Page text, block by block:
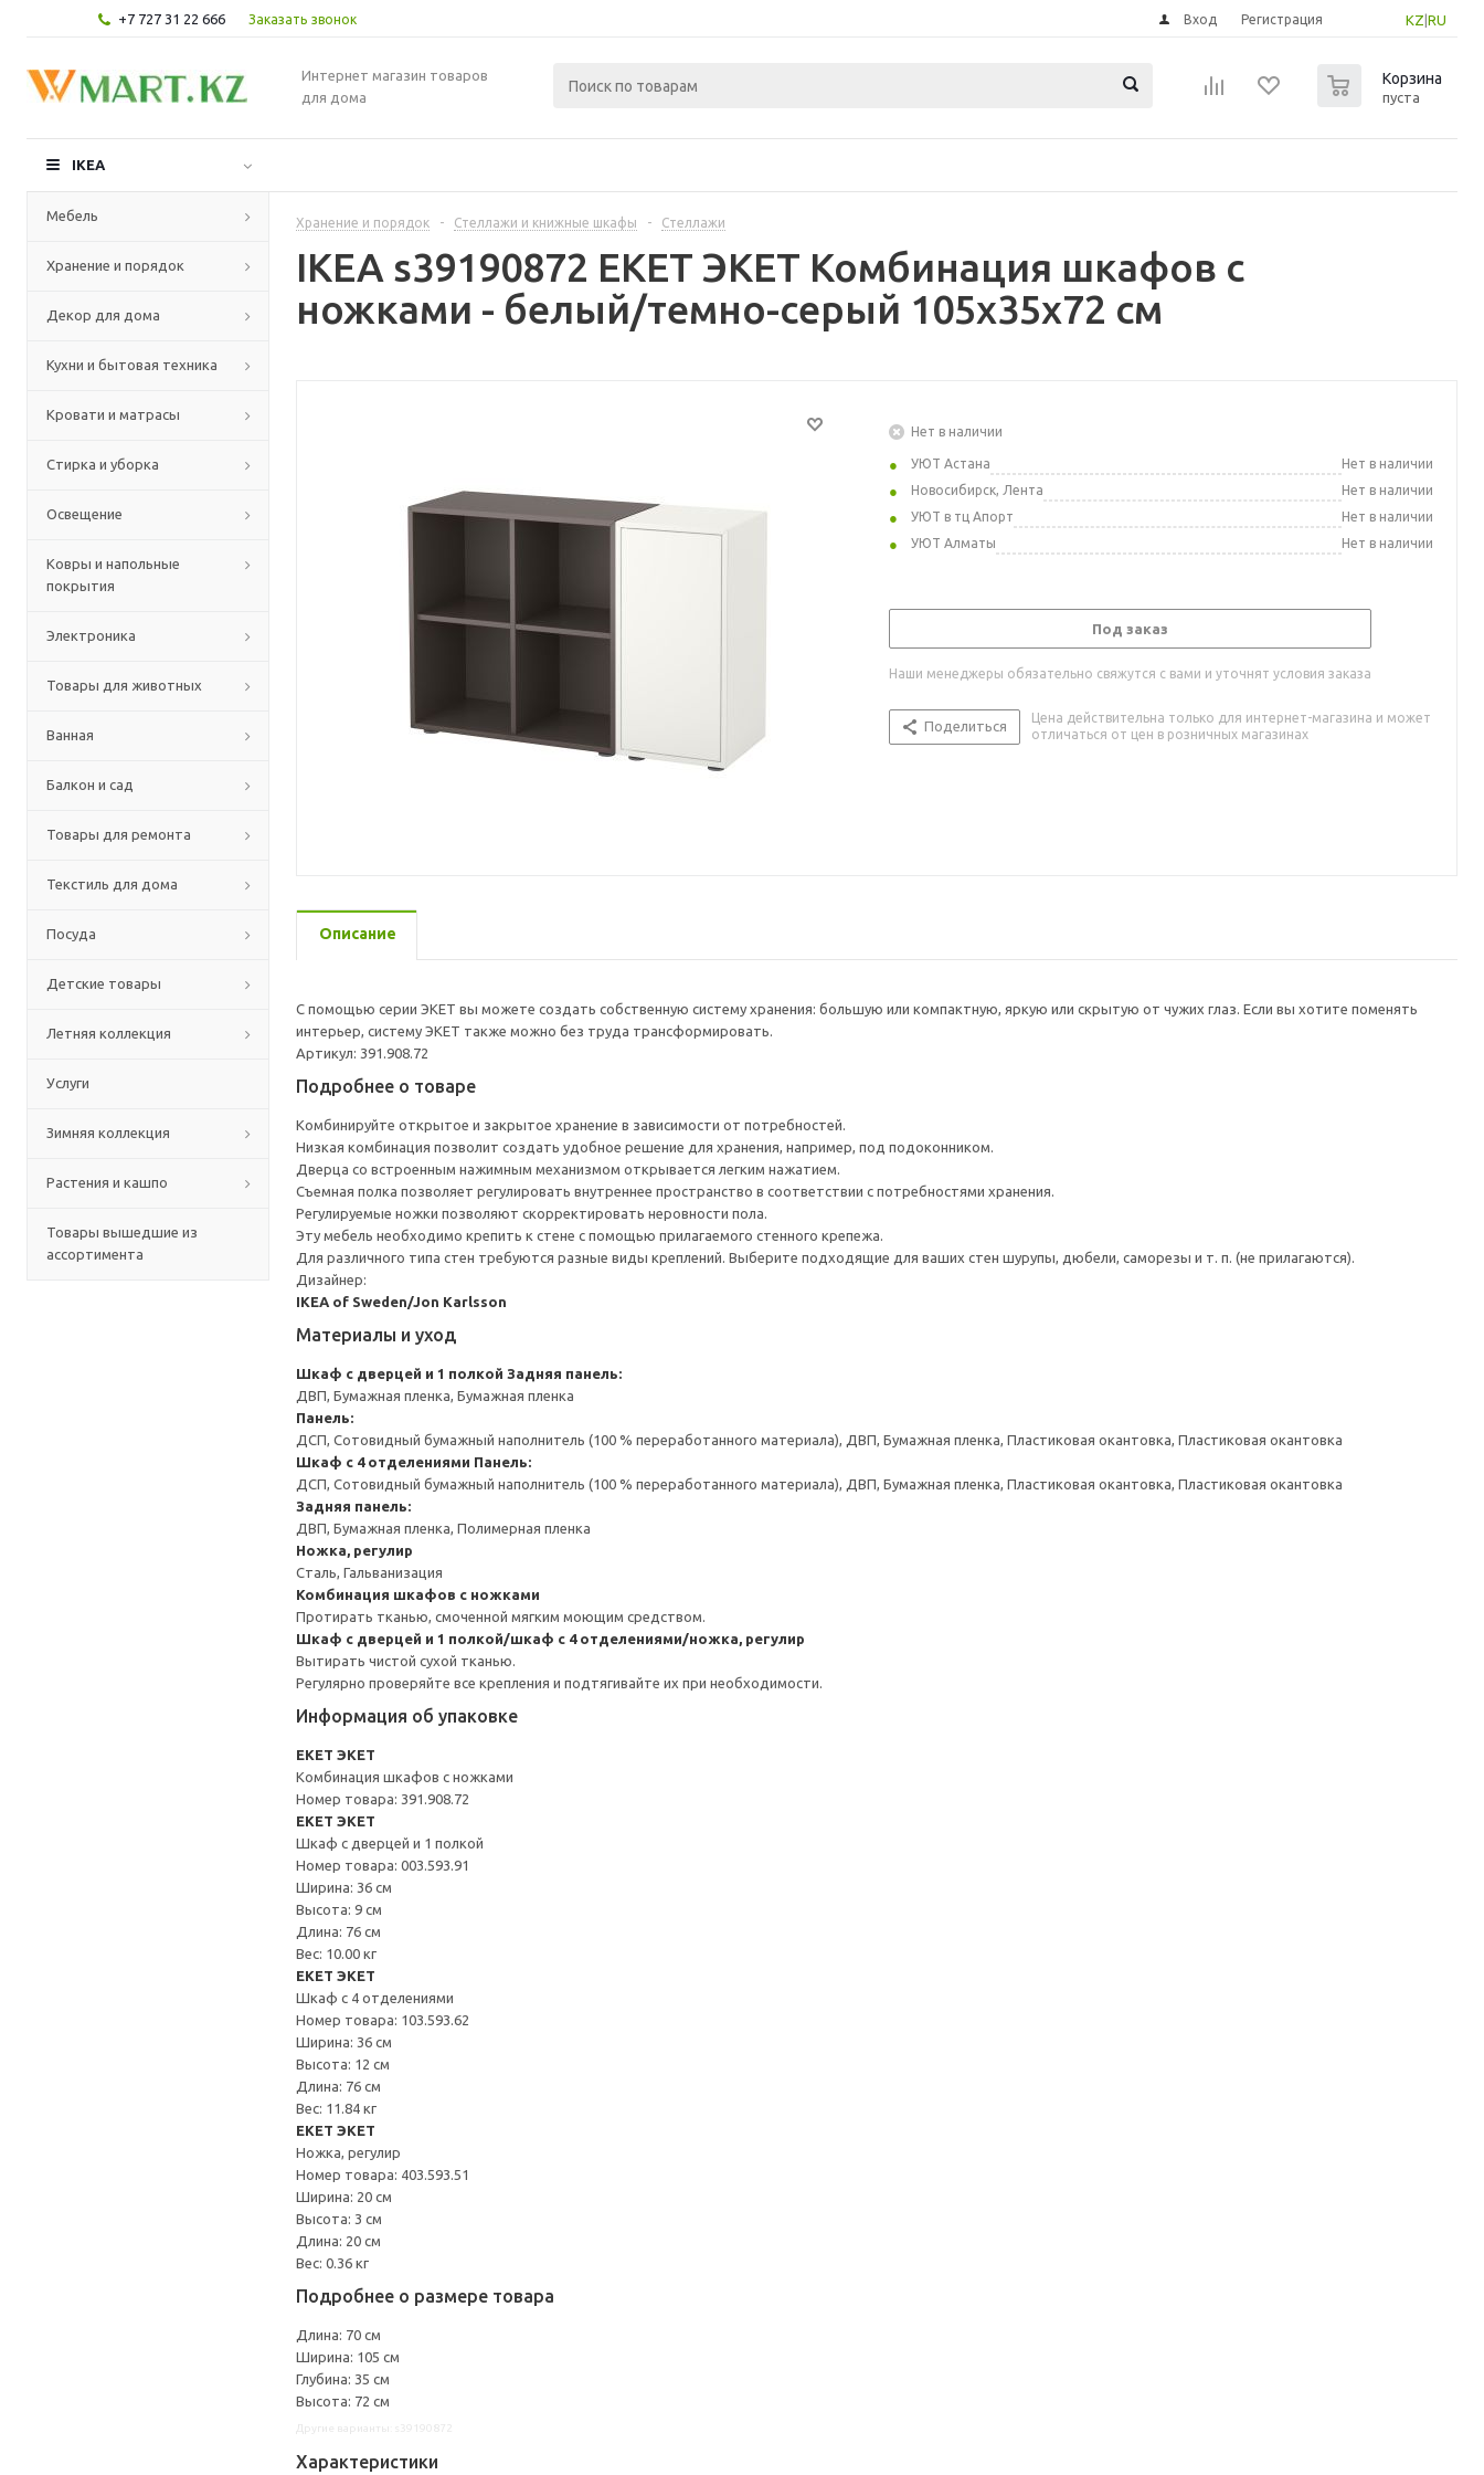
+7 727 31 22 666 Заказать звонок KZ RU
Вход Регистрация
Интернет магазин товаров
для дома
Корзина
пуста
IKEA
Мебель
Хранение и порядок
Декор для дома
Кухни и бытовая техника
Кровати и матрасы
Стирка и уборка
Освещение
Ковры и напольные
покрытия
Электроника
Товары для животных
Ванная
Балкон и сад
Товары для ремонта
Текстиль для дома
Посуда
Детские товары
Летняя коллекция
Услуги
Зимняя коллекция
Растения и кашпо
Товары вышедшие из
ассортимента
Хранение и порядок - Стеллажи и книжные шкафы - Стеллажи
IKEA s39190872 EKET ЭКЕТ Комбинация шкафов с
ножками - белый/темно-серый 105x35x72 см
Нет в наличии
УЮТ Астана
Нет в наличии
Новосибирск, Лента
Нет в наличии
УЮТ в тц Апорт
Нет в наличии
УЮТ Алматы
Нет в наличии
Под заказ
Наши менеджеры обязательно свяжутся с вами и уточнят условия заказа
Поделиться
Цена действительна только для интернет-магазина и может
отличаться от цен в розничных магазинах
Описание
С помощью серии ЭКЕТ вы можете создать собственную систему хранения: большую или компактную, яркую или скрытую от чужих глаз. Если вы хотите поменять
интерьер, систему ЭКЕТ также можно без труда трансформировать.
Артикул: 391.908.72
Подробнее о товаре
Комбинируйте открытое и закрытое хранение в зависимости от потребностей.
Низкая комбинация позволит создать удобное решение для хранения, например, под подоконником.
Дверца со встроенным нажимным механизмом открывается легким нажатием.
Съемная полка позволяет регулировать внутреннее пространство в соответствии с потребностями хранения.
Регулируемые ножки позволяют скорректировать неровности пола.
Эту мебель необходимо крепить к стене с помощью прилагаемого стенного крепежа.
Для различного типа стен требуются разные виды креплений. Выберите подходящие для ваших стен шурупы, дюбели, саморезы и т. п. (не прилагаются).
Дизайнер:
IKEA of Sweden/Jon Karlsson
Материалы и уход
Шкаф с дверцей и 1 полкой Задняя панель:
ДВП, Бумажная пленка, Бумажная пленка
Панель:
ДСП, Сотовидный бумажный наполнитель (100 % переработанного материала), ДВП, Бумажная пленка, Пластиковая окантовка, Пластиковая окантовка
Шкаф с 4 отделениями Панель:
ДСП, Сотовидный бумажный наполнитель (100 % переработанного материала), ДВП, Бумажная пленка, Пластиковая окантовка, Пластиковая окантовка
Задняя панель:
ДВП, Бумажная пленка, Полимерная пленка
Ножка, регулир
Сталь, Гальванизация
Комбинация шкафов с ножками
Протирать тканью, смоченной мягким моющим средством.
Шкаф с дверцей и 1 полкой/шкаф с 4 отделениями/ножка, регулир
Вытирать чистой сухой тканью.
Регулярно проверяйте все крепления и подтягивайте их при необходимости.
Информация об упаковке
EKET ЭКЕТ
Комбинация шкафов с ножками
Номер товара: 391.908.72
EKET ЭКЕТ
Шкаф с дверцей и 1 полкой
Номер товара: 003.593.91
Ширина: 36 см
Высота: 9 см
Длина: 76 см
Вес: 10.00 кг
EKET ЭКЕТ
Шкаф с 4 отделениями
Номер товара: 103.593.62
Ширина: 36 см
Высота: 12 см
Длина: 76 см
Вес: 11.84 кг
EKET ЭКЕТ
Ножка, регулир
Номер товара: 403.593.51
Ширина: 20 см
Высота: 3 см
Длина: 20 см
Вес: 0.36 кг
Подробнее о размере товара
Длина: 70 см
Ширина: 105 см
Глубина: 35 см
Высота: 72 см
Характеристики